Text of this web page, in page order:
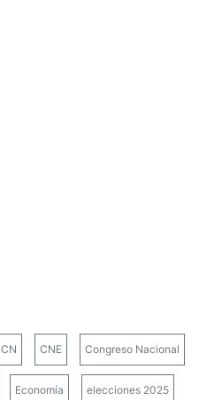
CN CNE Congreso Nacional
Economía elecciones 2025